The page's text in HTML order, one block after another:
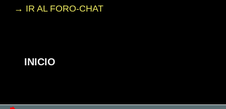
→ IR AL FORO-CHAT
INICIO